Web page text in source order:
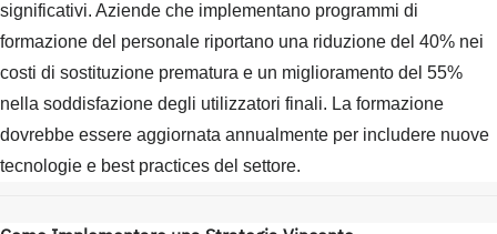
significativi. Aziende che implementano programmi di
formazione del personale riportano una riduzione del 40% nei
costi di sostituzione prematura e un miglioramento del 55%
nella soddisfazione degli utilizzatori finali. La formazione
dovrebbe essere aggiornata annualmente per includere nuove
tecnologie e best practices del settore.